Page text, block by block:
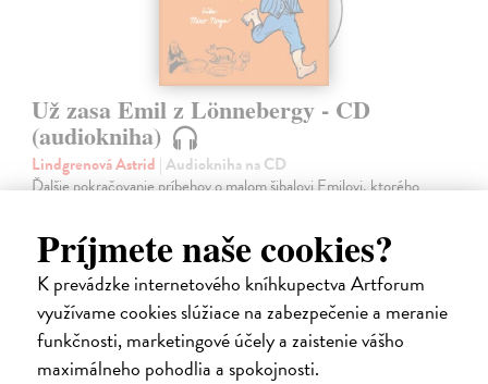
Príjmete naše cookies?
K prevádzke internetového kníhkupectva Artforum
využívame cookies slúžiace na zabezpečenie a meranie
funkčnosti, marketingové účely a zaistenie vášho
maximálneho pohodlia a spokojnosti.
Už zasa Emil z Lönnebergy - CD
(audiokniha)
Lindgrenová Astrid | Audiokniha na CD
Ďalšie pokračovanie príbehov o malom šibalovi Emilovi, ktorého
chudobinca…
Na sklade
11,35 €
11,95 €